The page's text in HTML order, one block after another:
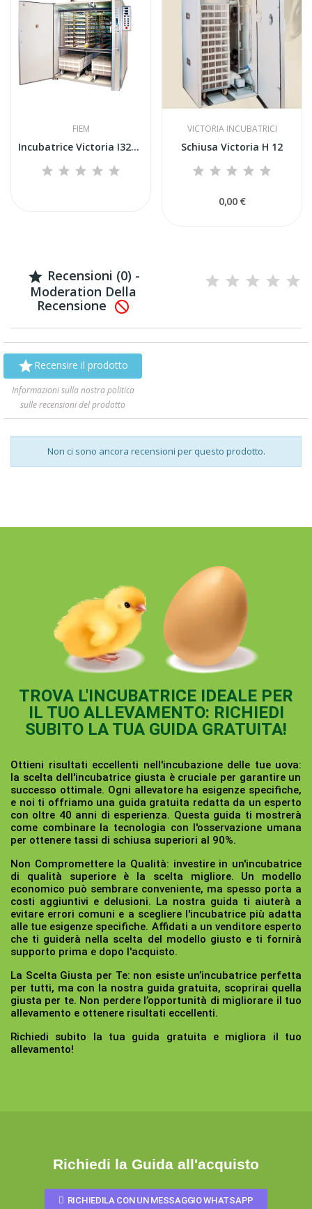
FIEM
Incubatrice Victoria I32+H
VICTORIA INCUBATRICI
Schiusa Victoria H 12
0,00 €
 Recensioni (0) -
Moderation Della
Recensione 
Recensire il prodotto
Informazioni sulla nostra politica
sulle recensioni del prodotto
Non ci sono ancora recensioni per questo prodotto.
TROVA L'INCUBATRICE IDEALE PER
IL TUO ALLEVAMENTO: RICHIEDI
SUBITO LA TUA GUIDA GRATUITA!
Ottieni risultati eccellenti nell'incubazione delle tue uova:
la scelta dell'incubatrice giusta è cruciale per garantire un
successo ottimale. Ogni allevatore ha esigenze specifiche,
e noi ti offriamo una guida gratuita redatta da un esperto
con oltre 40 anni di esperienza. Questa guida ti mostrerà
come combinare la tecnologia con l'osservazione umana
per ottenere tassi di schiusa superiori al 90%.
Non Compromettere la Qualità: investire in un'incubatrice
di qualità superiore è la scelta migliore. Un modello
economico può sembrare conveniente, ma spesso porta a
costi aggiuntivi e delusioni. La nostra guida ti aiuterà a
evitare errori comuni e a scegliere l'incubatrice più adatta
alle tue esigenze specifiche. Affidati a un venditore esperto
che ti guiderà nella scelta del modello giusto e ti fornirà
supporto prima e dopo l'acquisto.
La Scelta Giusta per Te: non esiste un’incubatrice perfetta
per tutti, ma con la nostra guida gratuita, scoprirai quella
giusta per te. Non perdere l’opportunità di migliorare il tuo
allevamento e ottenere risultati eccellenti.
Richiedi subito la tua guida gratuita e migliora il tuo
allevamento!
Richiedi la Guida all'acquisto
RICHIEDILA CON UN MESSAGGIO WHATSAPP